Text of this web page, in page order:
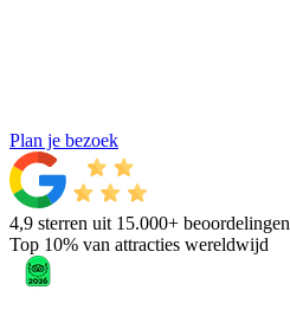
Plan je bezoek
4,9 sterren uit 15.000+ beoordelingen
Top 10% van attracties wereldwijd